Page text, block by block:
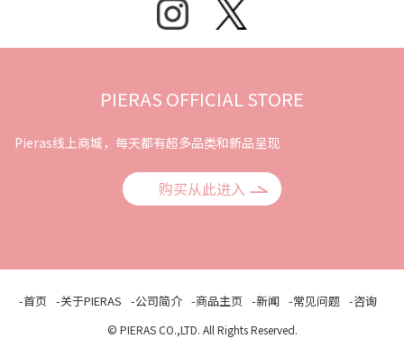
PIERAS OFFICIAL STORE
Pieras线上商城，每天都有超多品类和新品呈现
购买从此进入
-首页 -关于PIERAS -公司简介 -商品主页 -新闻 -常见问题 -咨询
© PIERAS CO.,LTD. All Rights Reserved.